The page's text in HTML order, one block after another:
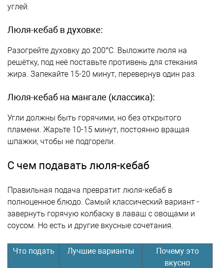
углей.
Люля-кебаб в духовке:
Разогрейте духовку до 200°C. Выложите люля на
решётку, под неё поставьте противень для стекания
жира. Запекайте 15-20 минут, перевернув один раз.
Люля-кебаб на мангале (классика):
Угли должны быть горячими, но без открытого
пламени. Жарьте 10-15 минут, постоянно вращая
шпажки, чтобы не подгорели.
С чем подавать люля-кебаб
Правильная подача превратит люля-кебаб в
полноценное блюдо. Самый классический вариант -
завернуть горячую колбаску в лаваш с овощами и
соусом. Но есть и другие вкусные сочетания.
Что подать Лучшие варианты
Почему это
вкусно